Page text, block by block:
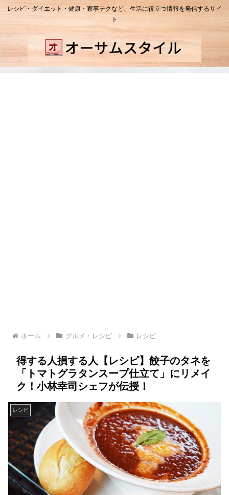
レシピ・ダイエット・健康・家事テクなど、生活に役立つ情報を発信するサイ
ト
ホーム グルメ・レシピ レシピ
得する人損する人【レシピ】餃子のタネを
「トマトグラタンスープ仕立て」にリメイ
ク！小林幸司シェフが伝授！
レシピ